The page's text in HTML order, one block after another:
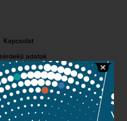
Kapcsolat
adatok
Sajtószoba
Impresszum